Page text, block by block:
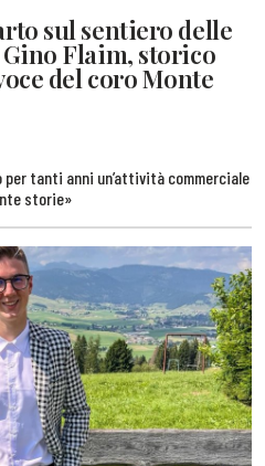
sul sentiero delle
Flaim, storico
del coro Monte
per tanti anni un’attività commerciale
storie»